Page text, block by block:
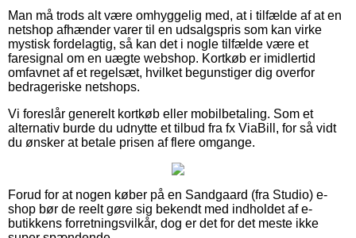
Man må trods alt være omhyggelig med, at i tilfælde af at en
netshop afhænder varer til en udsalgspris som kan virke
mystisk fordelagtig, så kan det i nogle tilfælde være et
faresignal om en uægte webshop. Kortkøb er imidlertid
omfavnet af et regelsæt, hvilket begunstiger dig overfor
bedrageriske netshops.
Vi foreslår generelt kortkøb eller mobilbetaling. Som et
alternativ burde du udnytte et tilbud fra fx ViaBill, for så vidt
du ønsker at betale prisen af flere omgange.
Forud for at nogen køber på en Sandgaard (fra Studio) e-
shop bør de reelt gøre sig bekendt med indholdet af e-
butikkens forretningsvilkår, dog er det for det meste ikke